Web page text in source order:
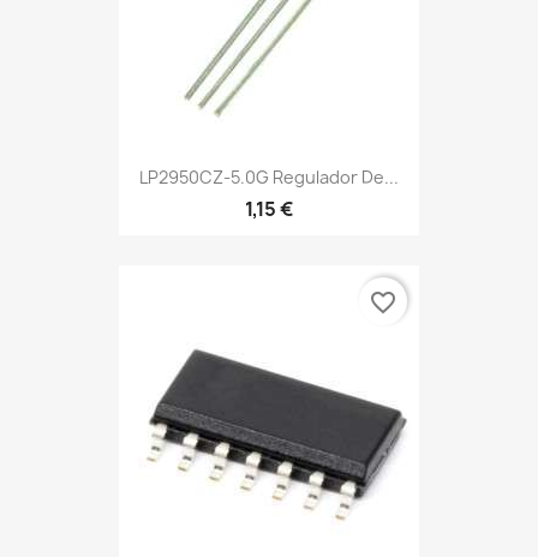
LP2950CZ-5.0G Regulador De...
1,15 €
favorite_border